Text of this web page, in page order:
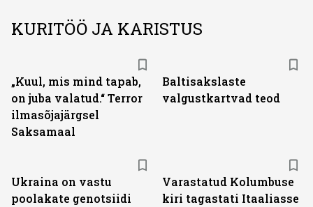
KURITÖÖ JA KARISTUS
„Kuul, mis mind tapab,
on juba valatud.“ Terror
ilmasõjajärgsel
Saksamaal
Baltisakslaste
valgustkartvad teod
Ukraina on vastu
poolakate genotsiidi
Varastatud Kolumbuse
kiri tagastati Itaaliasse